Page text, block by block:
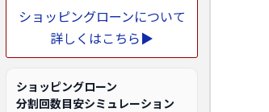
ショッピングローンについて
詳しくはこちら▶
ショッピングローン
分割回数目安シミュレーション